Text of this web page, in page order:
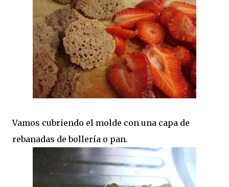
Vamos cubriendo el molde con una capa de
rebanadas de bollería o pan.